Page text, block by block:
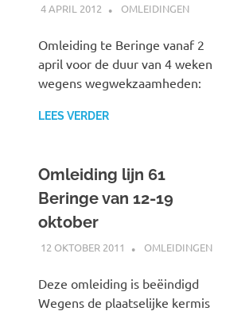
4 APRIL 2012 JOHAN
OMLEIDINGEN
Omleiding te Beringe vanaf 2
april voor de duur van 4 weken
wegens wegwekzaamheden:
LEES VERDER
Omleiding lijn 61
Beringe van 12-19
oktober
12 OKTOBER 2011 JOHAN
OMLEIDINGEN
Deze omleiding is beëindigd
Wegens de plaatselijke kermis